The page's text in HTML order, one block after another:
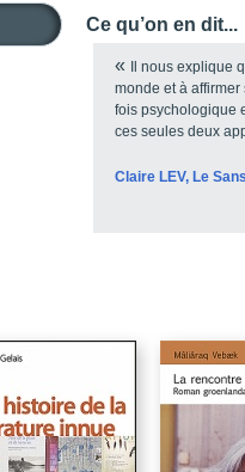
Le paon d'émail de
L'âme de brute
Les îles de la nuit
Le miroir d’eau d’
La maison de Gatien
Le joual de Gérald
Les anges amoureux
Ce qu’on en dit...
«
Il nous explique
monde et à
fois psychologique
ces seules deux
Claire LEV, Le